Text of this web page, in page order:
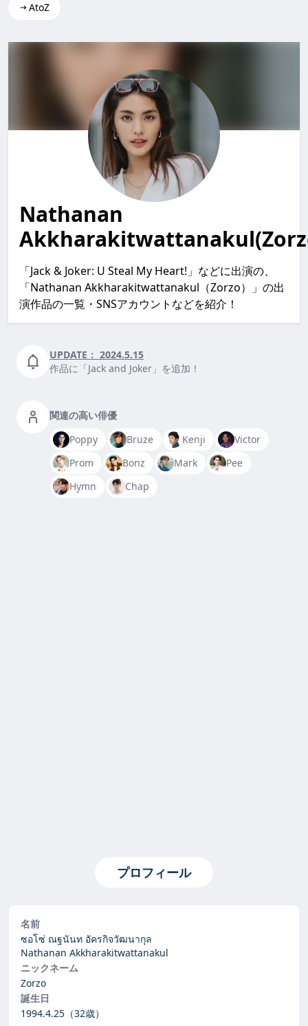
AtoZ
Nathanan Akkharakitwattanakul(Zorzo)
Nathanan
「Jack & Joker: U Steal My Heart!」などに出演の、
「Nathanan Akkharakitwattanakul（Zorzo）」の出
演作品の一覧・SNSアカウントなどを紹介！
UPDATE： 2024.5.15
作品に「Jack and Joker」を追加！
関連の高い俳優
Poppy
Bruze Kenji
Victor
Prom
Bonz Mark
Pee
Hymn
Chap
プロフィール
名前
ซอโซ่ ณฐนันท อัครกิจวัฒนากุล
Nathanan Akkharakitwattanakul
ニックネーム
Zorzo
誕生日
1994.4.25 （32歳）